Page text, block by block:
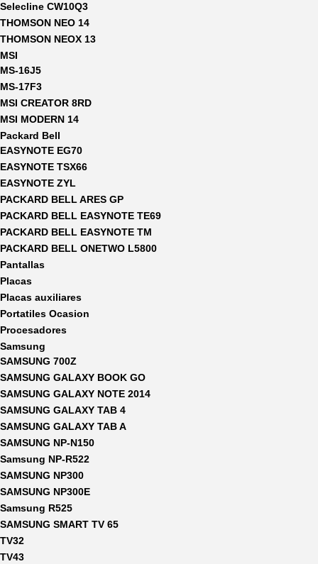
Selecline CW10Q3
THOMSON NEO 14
THOMSON NEOX 13
MSI
MS-16J5
MS-17F3
MSI CREATOR 8RD
MSI MODERN 14
Packard Bell
EASYNOTE EG70
EASYNOTE TSX66
EASYNOTE ZYL
PACKARD BELL ARES GP
PACKARD BELL EASYNOTE TE69
PACKARD BELL EASYNOTE TM
PACKARD BELL ONETWO L5800
Pantallas
Placas
Placas auxiliares
Portatiles Ocasion
Procesadores
Samsung
SAMSUNG 700Z
SAMSUNG GALAXY BOOK GO
SAMSUNG GALAXY NOTE 2014
SAMSUNG GALAXY TAB 4
SAMSUNG GALAXY TAB A
SAMSUNG NP-N150
Samsung NP-R522
SAMSUNG NP300
SAMSUNG NP300E
Samsung R525
SAMSUNG SMART TV 65
TV32
TV43